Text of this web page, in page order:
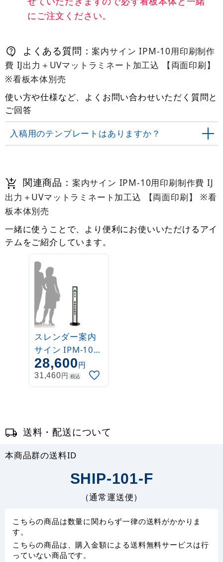
にご注文ください。
よくある質問：案内サイン IPM-10用印刷制作
費 IJ出力＋UVマットラミネート加工込 【両面印刷】
※看板本体別売
使い方や仕様など、よくお問い合わせいただく質問と
ご回答
入稿用のテンプレートはありますか？
関連商品： 案内サイン IPM-10用印刷制作費 IJ
出力＋UVマットラミネート加工込 【両面印刷】 ※看
板本体別売
一緒に使うことで、より便利にお使いいただけるアイ
テムをご紹介しています。
スレンダー案内
サイン IPM-10
H1000 (60153-
01)
28,600円
31,460円 税込
送料・配送について
本商品群の送料ID
SHIP-101-F
（通常運送便）
こちらの商品は数量に関わらず一律の送料がかかりま
す。
こちらの商品は、購入金額による送料無料サービスは行
っていない商品です。